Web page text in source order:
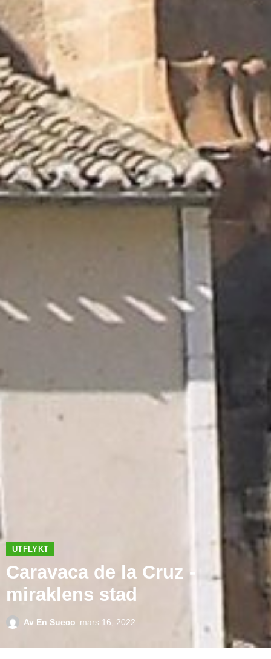
UTFLYKT
Caravaca de la Cruz -
miraklens stad
Av En Sueco mars 16, 2022